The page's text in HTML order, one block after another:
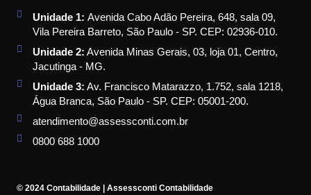
Unidade 1: Avenida Cabo Adão Pereira, 648, sala 09,
Vila Pereira Barreto, São Paulo - SP. CEP: 02936-010.
Unidade 2: Avenida Minas Gerais, 03, loja 01, Centro,
Jacutinga - MG.
Unidade 3: Av. Francisco Matarazzo, 1.752, sala 1218,
Água Branca, São Paulo - SP. CEP: 05001-200.
atendimento@assessconti.com.br
0800 688 1000
© 2024 Contabilidade | Assessconti Contabilidade